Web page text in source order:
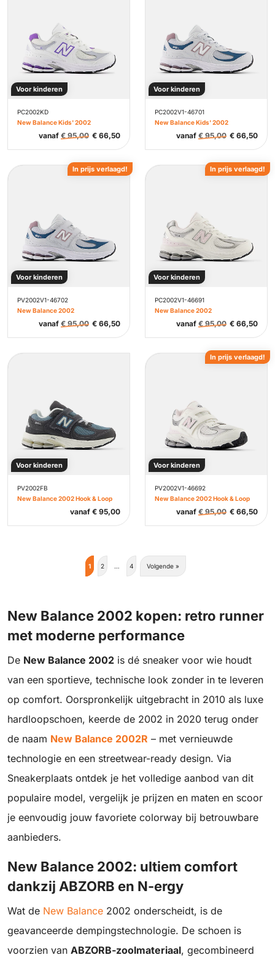
Voor kinderen
PC2002KD
New Balance Kids' 2002
vanaf €95,00 € 66,50
Voor kinderen
PC2002V1-46701
New Balance Kids' 2002
vanaf €95,00 € 66,50
Voor kinderen
PV2002V1-46702
New Balance 2002
vanaf €95,00 € 66,50
In prijs verlaagd!
Voor kinderen
PC2002V1-46691
New Balance 2002
vanaf €95,00 € 66,50
In prijs verlaagd!
Voor kinderen
PV2002FB
New Balance 2002 Hook & Loop
vanaf € 95,00
Voor kinderen
PV2002V1-46692
New Balance 2002 Hook & Loop
vanaf €95,00 € 66,50
In prijs verlaagd!
1 2 … 4 Volgende »
New Balance 2002 kopen: retro runner
met moderne performance
De New Balance 2002 is dé sneaker voor wie houdt
van een sportieve, technische look zonder in te leveren
op comfort. Oorspronkelijk uitgebracht in 2010 als luxe
hardloopschoen, keerde de 2002 in 2020 terug onder
de naam New Balance 2002R – met vernieuwde
technologie en een streetwear-ready design. Via
Sneakerplaats ontdek je het volledige aanbod van dit
populaire model, vergelijk je prijzen en maten en scoor
je eenvoudig jouw favoriete colorway bij betrouwbare
aanbieders.
New Balance 2002: ultiem comfort
dankzij ABZORB en N-ergy
Wat de New Balance 2002 onderscheidt, is de
geavanceerde dempingstechnologie. De schoen is
voorzien van ABZORB-zoolmateriaal, gecombineerd